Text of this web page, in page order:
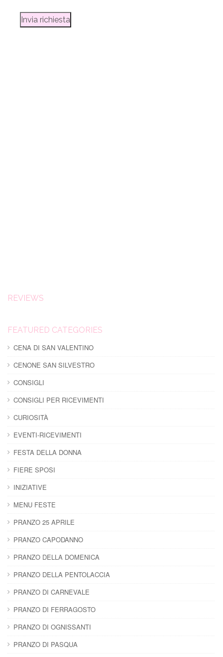
REVIEWS
FEATURED CATEGORIES
CENA DI SAN VALENTINO
CENONE SAN SILVESTRO
CONSIGLI
CONSIGLI PER RICEVIMENTI
CURIOSITÀ
EVENTI-RICEVIMENTI
FESTA DELLA DONNA
FIERE SPOSI
INIZIATIVE
MENU FESTE
PRANZO 25 APRILE
PRANZO CAPODANNO
PRANZO DELLA DOMENICA
PRANZO DELLA PENTOLACCIA
PRANZO DI CARNEVALE
PRANZO DI FERRAGOSTO
PRANZO DI OGNISSANTI
PRANZO DI PASQUA